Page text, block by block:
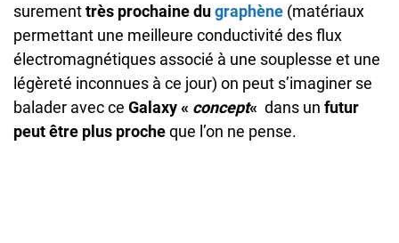
surementtrès prochaine dugraphène (matériaux
permettant une meilleure conductivité des flux
électromagnétiques associé à une souplesse et une
légèreté inconnues à ce jour) on peut s’imaginer se
balader avec ce Galaxy « concept« dans un futur
peut être plus procheque l’on ne pense.